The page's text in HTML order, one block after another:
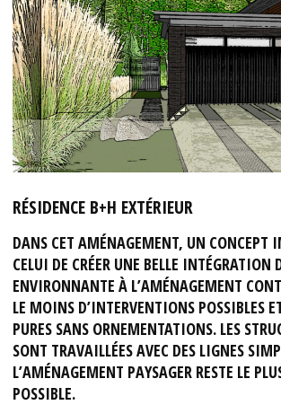
RÉSIDENCE B+H EXTÉRIEUR
DANS CET AMÉNAGEMENT, UN CONCEPT
CELUI DE CRÉER UNE BELLE INTÉGRATION
ENVIRONNANTE À L’AMÉNAGEMENT
LE MOINS D’INTERVENTIONS POSSIBLES
PURES SANS ORNEMENTATIONS. LES
SONT TRAVAILLÉES AVEC DES LIGNES
L’AMÉNAGEMENT PAYSAGER RESTE LE
POSSIBLE.